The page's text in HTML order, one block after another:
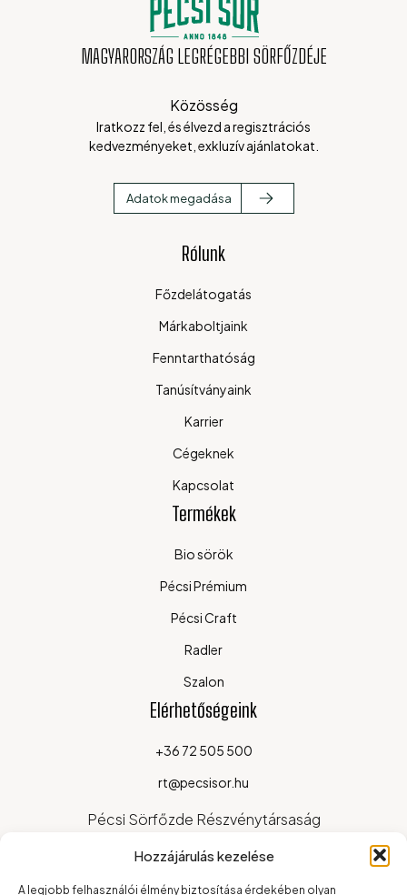
Hozzájárulás kezelése
A legjobb felhasználói élmény biztosítása érdekében olyan
MAGYARORSZÁG LEGRÉGEBBI SÖRFŐZDÉJE
Közösség
Iratkozz fel, és élvezd a regisztrációs
kedvezményeket, exkluzív ajánlatokat.
Adatok megadása
Rólunk
Főzdelátogatás
Márkaboltjaink
Fenntarthatóság
Tanúsítványaink
Karrier
Cégeknek
Kapcsolat
Termékek
Bio sörök
Pécsi Prémium
Pécsi Craft
Radler
Szalon
Elérhetőségeink
+36 72 505 500
rt@pecsisor.hu
Pécsi Sörfőzde Részvénytársaság
7624 Pécs, Alkotmány u. 94.